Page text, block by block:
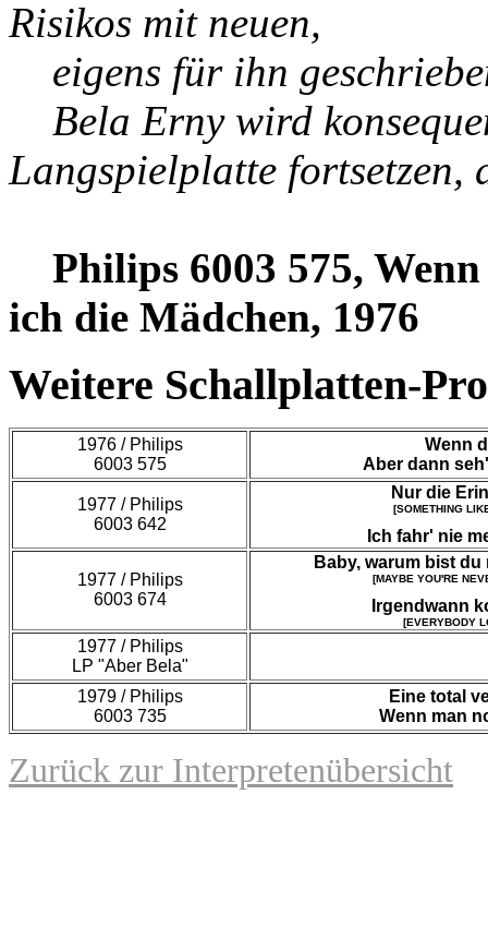
Risikos mit neuen,
eigens für ihn
Bela Erny wird
Langspielplatte fortsetzen,
Philips 6003 575,
ich die Mädchen, 1976
Weitere Schallplatten-
1976 / Philips
6003 575
Wenn
Aber dann
1977 / Philips
6003 642
Nur die
[SOMETHING
Ich fahr' nie
1977 / Philips
6003 674
Baby, warum bist
[MAYBE YOU'RE
Irgendwann
[EVERYBODY
1977 / Philips
LP "Aber Bela"
1979 / Philips
6003 735
Eine total
Wenn man
Zurück zur Interpretenübersicht